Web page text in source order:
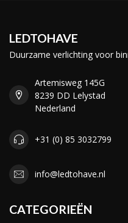
LEDTOHAVE
Duurzame verlichting voor
Artemisweg 145G
8239 DD Lelystad
Nederland
+31 (0) 85 3032799
info@ledtohave.nl
CATEGORIEËN